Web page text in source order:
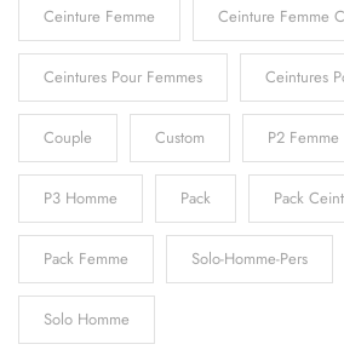
Ceinture Femme Ceinture Femme
Ceintures Pour Femmes Ceintures
Couple Custom P2 Femme
P3 Homme Pack Pack
Pack Femme Solo-Homme-Pers
Solo Homme